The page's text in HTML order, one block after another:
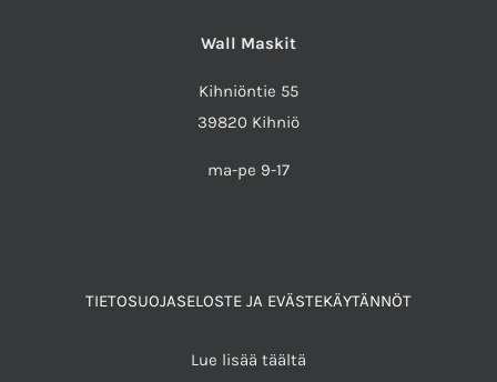
Wall Maskit
Kihniöntie 55
39820 Kihniö
ma-pe 9-17
TIETOSUOJASELOSTE JA EVÄSTEKÄYTÄNNÖT
Lue lisää täältä